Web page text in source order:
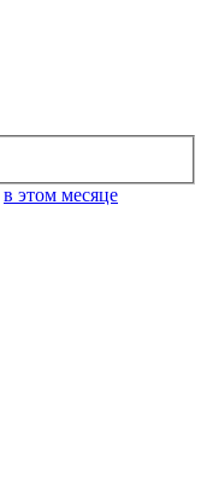
в этом месяце